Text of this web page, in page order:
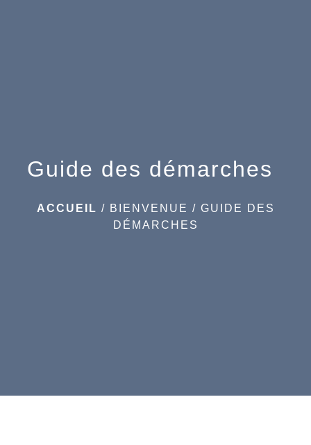
Guide des démarches
ACCUEIL / BIENVENUE / GUIDE DES
DÉMARCHES